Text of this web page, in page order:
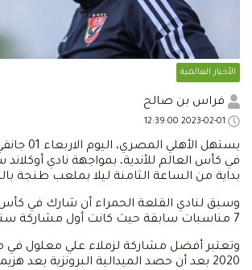
الأخبار العالمية
فراس بن صالح
في كأس العالم للأندية، بمواجهة نادي أوكلاند
بداية من الساعة الثامنة ليلا بملعب طنجة
وسبق لنادي القلعة الحمراء أن شارك في كأس
7 مناسبات سابقة حيث كانت أول مشاركة سنة 2005.
وتعتبر أفضل مشاركة لزملاء علي معلول في
2020 بعد أن حصد الميدالية البرونزية بعد